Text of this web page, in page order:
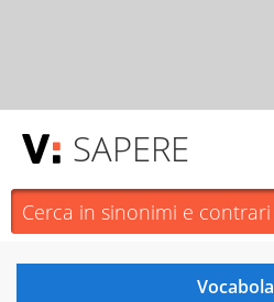
SAPERE